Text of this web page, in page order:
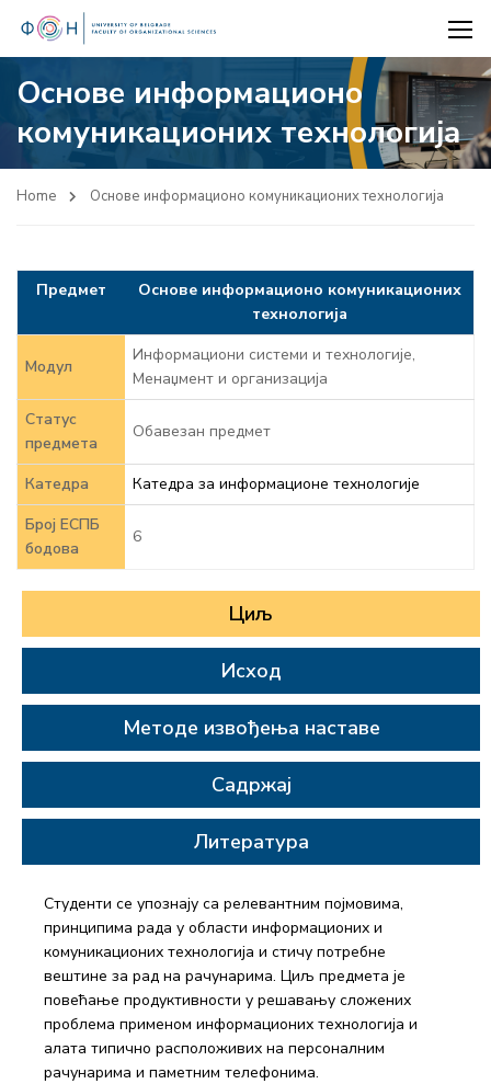
Основе информационо
комуникационих технологија
Home Основе информационо комуникационих технологија
Предмет
Основе информационо комуникационих
технологија
Модул
Информациони системи и технологије,
Менаџмент и организација
Статус
предмета
Обавезан предмет
Катедра
Катедра за информационе технологије
Број ЕСПБ
бодова
6
Циљ
Исход
Методе извођења наставе
Садржај
Литература
Студенти се упознају са релевантним појмовима,
принципима рада у области информационих и
комуникационих технологија и стичу потребне
вештине за рад на рачунарима. Циљ предмета је
повећање продуктивности у решавању сложених
проблема применом информационих технологија и
алата типично расположивих на персоналним
рачунарима и паметним телефонима.